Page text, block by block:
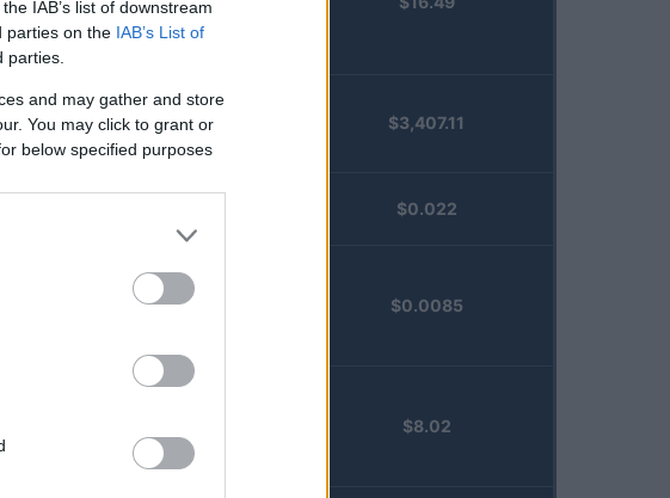
IAB’s list of downstream
parties on the IAB’s List of
parties.
and may gather and store
You may click to grant or
below specified purposes
Injective
Vested XOR
(VXOR)
$3,407.11
$0.022
$0.0085
$8.02